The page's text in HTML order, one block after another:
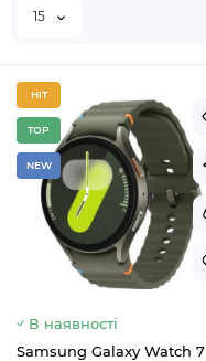
15
HIT
TOP
NEW
В наявності
Samsung Galaxy Watch 7